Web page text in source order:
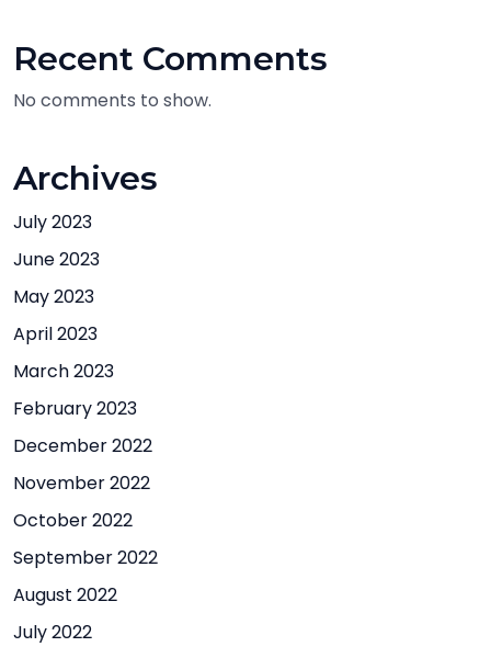
Recent Comments
No comments to show.
Archives
July 2023
June 2023
May 2023
April 2023
March 2023
February 2023
December 2022
November 2022
October 2022
September 2022
August 2022
July 2022